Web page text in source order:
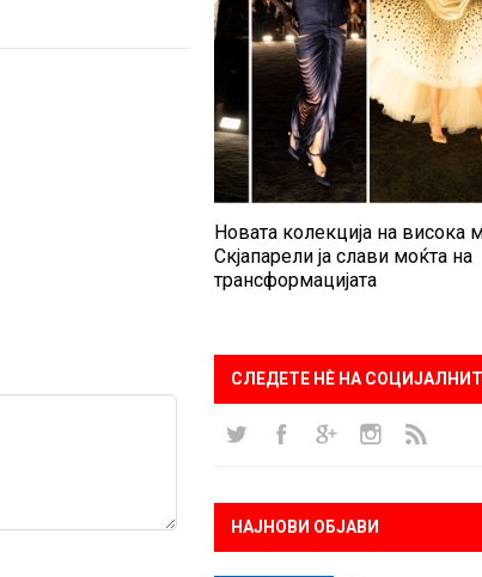
Новата колекција на висока
Скјапарели ја слави моќта на
трансформацијата
СЛЕДЕТЕ НÈ НА
НАЈНОВИ ОБЈАВИ